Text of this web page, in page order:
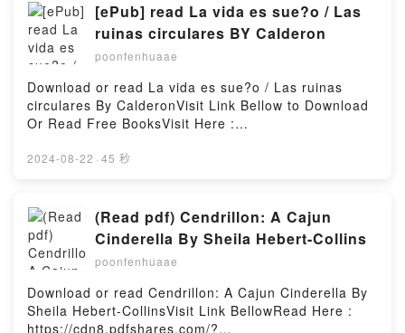
beweging van de seizoenen te volgen kun je gaan
ervaren dat Moeder Natuur waardevolle lessen
brengt in ons leven.Reading Jaarcirkel leven in het
ritme van de seizoenenDownload Jaarcirkel leven in
het ritme van de seizoenenPDF/Epub Jaarcirkel
leven in het ritme van de seizoenenNow You ready to
Read Or Download Jaarcirkel leven in het ritme van
[ePub] read La vida es sue?o / Las
ruinas circulares BY Calderon
poonfenhuaae
Download or read La vida es sue?o / Las ruinas
circulares By CalderonVisit Link Bellow to Download
Or Read Free BooksVisit Here :
book=9507530878Available versions: EPUB, PDF,
sue?o / Las ruinas circulares.Reading La vida es
sue?o / Las ruinas circularesDownload La vida es
sue?o / Las ruinas circularesPDF/Epub La vida es
sue?o / Las ruinas circularesNow You ready to Read
Or Download La vida es sue?o / Las ruinas
circularesPowered by Firstory Hosting
2024-08-22 · 45 秒
(Read pdf) Cendrillon: A Cajun
Cinderella By Sheila Hebert-Collins
poonfenhuaae
Download or read Cendrillon: A Cajun Cinderella By
Sheila Hebert-CollinsVisit Link BellowRead Here :
https://cdn8.pdfshares.com/?